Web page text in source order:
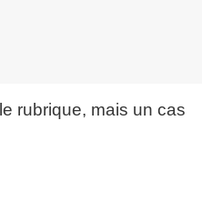
rubrique, mais un cas